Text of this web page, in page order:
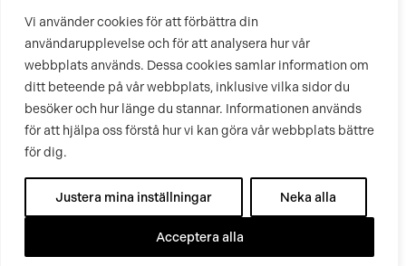
Vi använder cookies för att förbättra din
användarupplevelse och för att analysera hur vår
webbplats används. Dessa cookies samlar information om
ditt beteende på vår webbplats, inklusive vilka sidor du
besöker och hur länge du stannar. Informationen används
för att hjälpa oss förstå hur vi kan göra vår webbplats bättre
för dig.
Justera mina inställningar Neka alla
Acceptera alla
Cookies
Integritetspolicy